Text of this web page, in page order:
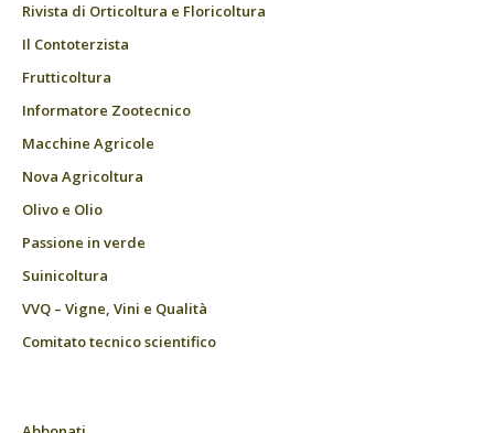
Rivista di Orticoltura e Floricoltura
Il Contoterzista
Frutticoltura
Informatore Zootecnico
Macchine Agricole
Nova Agricoltura
Olivo e Olio
Passione in verde
Suinicoltura
VVQ – Vigne, Vini e Qualità
Comitato tecnico scientifico